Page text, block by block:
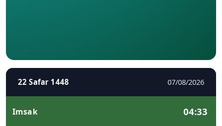
22 Safar 1448 07/08/2026
Imsak 04:33